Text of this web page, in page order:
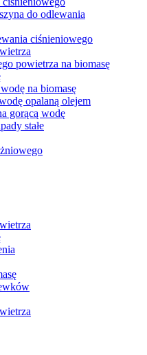
do odlewania
ciśnieniowego
powietrza na biomasę
na biomasę
opalaną olejem
gorącą wodę
stałe